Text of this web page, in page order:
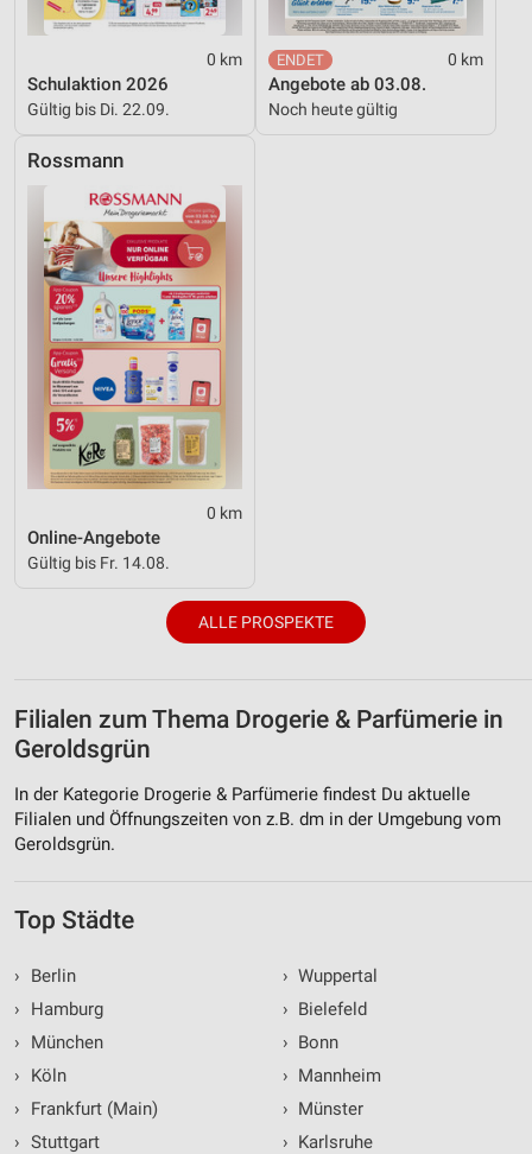
0 km
Schulaktion 2026
Gültig bis Di. 22.09.
0 km
Angebote ab 03.08.
Noch heute gültig
Rossmann
0 km
Online-Angebote
Gültig bis Fr. 14.08.
ALLE PROSPEKTE
Filialen zum Thema Drogerie & Parfümerie in
Geroldsgrün
In der Kategorie Drogerie & Parfümerie findest Du aktuelle
Filialen und Öffnungszeiten von z.B. dm in der Umgebung vom
Geroldsgrün.
Top Städte
›
Berlin
›
Hamburg
›
München
›
Köln
›
Frankfurt (Main)
› Stuttgart
› Wuppertal
› Bielefeld
› Bonn
› Mannheim
› Münster
› Karlsruhe
Werbung